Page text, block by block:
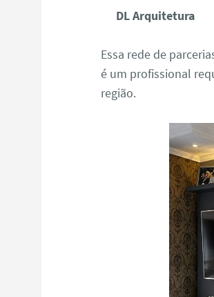
DL Arquitetura
Essa rede de
é um profissional
região.